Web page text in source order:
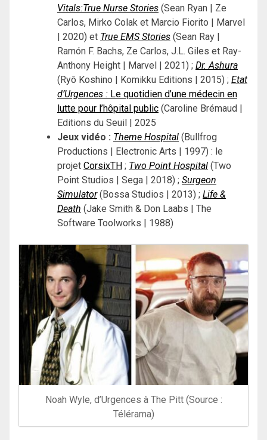
Vitals:True Nurse Stories (Sean Ryan | Ze
Carlos, Mirko Colak et Marcio Fiorito | Marvel
| 2020) et True EMS Stories (Sean Ray |
Ramón F. Bachs, Ze Carlos, J.L. Giles et Ray-
Anthony Height | Marvel | 2021) ; Dr. Ashura
(Ryô Koshino | Komikku Editions | 2015) ; Etat
d’Urgences : Le quotidien d’une médecin en
lutte pour l’hôpital public (Caroline Brémaud |
Editions du Seuil | 2025
Jeux vidéo : Theme Hospital (Bullfrog
Productions | Electronic Arts | 1997) : le
projet CorsixTH ; Two Point Hospital (Two
Point Studios | Sega | 2018) ; Surgeon
Simulator(Bossa Studios | 2013) ; Life &
Death (Jake Smith & Don Laabs | The
Software Toolworks | 1988)
Noah Wyle, d’Urgences à The Pitt (Source :
Télérama)